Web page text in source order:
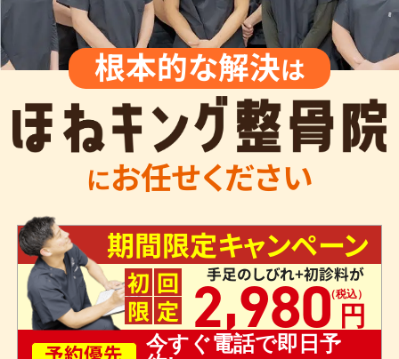
根本的な解決は
にお任せください
期間限定キャンペーン
初 回
限 定
手足のしびれ+初診料が
2,980
予約優先
今すぐ電話で即日予